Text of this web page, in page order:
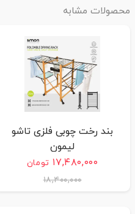
مشابه
بند رخت چوبی فلزی تاشو
لیمون
۱۷,۴۸۰,۰۰۰ تومان
۱۸,۴۰۰,۰۰۰